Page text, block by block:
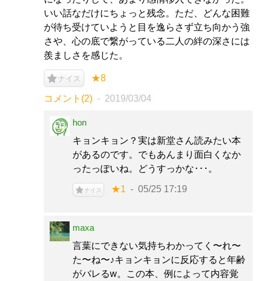
いい話なだけにちょっと残念。ただ、どんな困難
が待ち受けていようと目を逸らさず立ち向かう強
さや、心の底で繋がっている二人の絆の深さには
羨ましさを感じた。
ナイス ★8
コメント(2) 2019/03/04
hon
キョンキョン？実は新堂さん読みたい本
があるのです。でもあんまり面白くなか
ったっぽいね。どうすっかな･･･。
ナイス ★1 05/25 17:19
maxa
言葉にできない気持ちわかってく〜れ〜
た〜ね〜♪キョンキョンに反応すると年齢
がバレるw。この本、例によって内容覚